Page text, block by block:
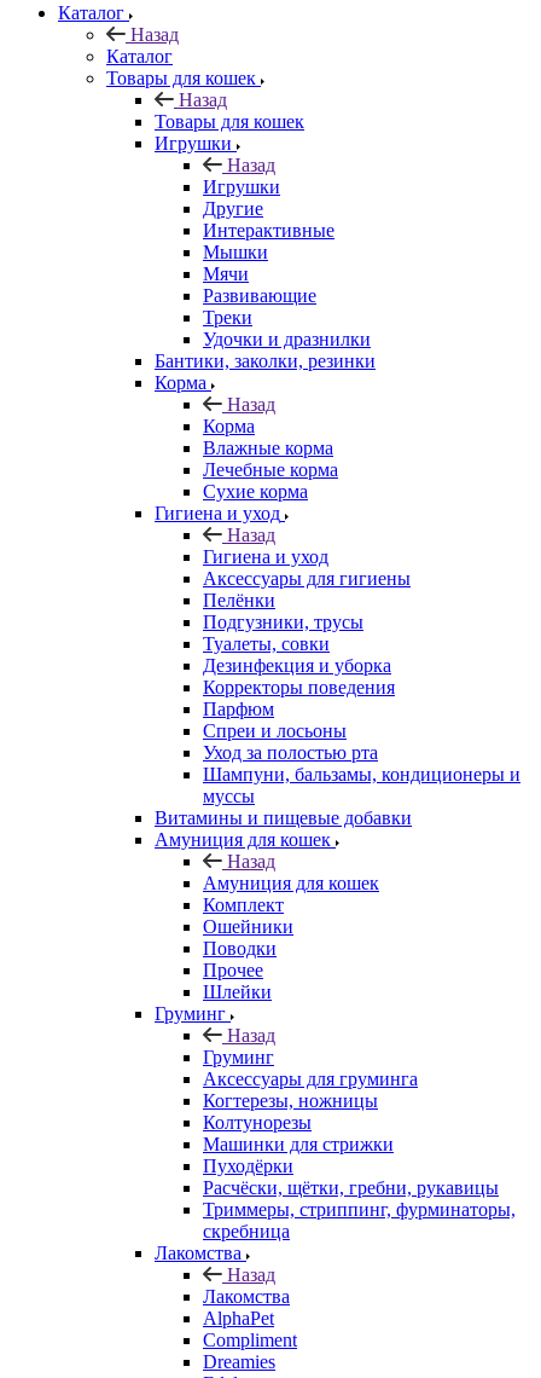
Каталог
Назад
Каталог
Товары для кошек
Назад
Товары для кошек
Игрушки
Назад
Игрушки
Другие
Интерактивные
Мышки
Мячи
Развивающие
Треки
Удочки и дразнилки
Бантики, заколки, резинки
Корма
Назад
Корма
Влажные корма
Лечебные корма
Сухие корма
Гигиена и уход
Назад
Гигиена и уход
Аксессуары для гигиены
Пелёнки
Подгузники, трусы
Туалеты, совки
Дезинфекция и уборка
Корректоры поведения
Парфюм
Спреи и лосьоны
Уход за полостью рта
Шампуни, бальзамы, кондиционеры и
муссы
Витамины и пищевые добавки
Амуниция для кошек
Назад
Амуниция для кошек
Комплект
Ошейники
Поводки
Прочее
Шлейки
Груминг
Назад
Груминг
Аксессуары для груминга
Когтерезы, ножницы
Колтунорезы
Машинки для стрижки
Пуходёрки
Расчёски, щётки, гребни, рукавицы
Триммеры, стриппинг, фурминаторы,
скребница
Лакомства
Назад
Лакомства
AlphaPet
Compliment
Dreamies